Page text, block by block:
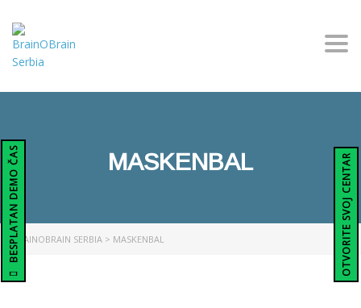
BESPLATAN DEMO ČAS OTVORITE SVOJ CENTAR
MASKENBAL
BRAINOBRAIN SERBIA > MASKENBAL